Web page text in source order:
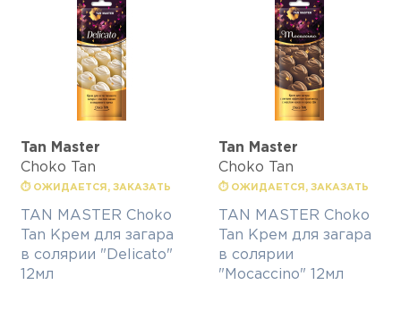
Tan Master
Choko Tan
⏱ ОЖИДАЕТСЯ, ЗАКАЗАТЬ
TAN MASTER Choko
Tan Крем для загара
в солярии "Delicato"
12мл
Tan Master
Choko Tan
⏱ ОЖИДАЕТСЯ, ЗАКАЗАТЬ
TAN MASTER Choko
Tan Крем для загара
в солярии
"Mocaccino" 12мл